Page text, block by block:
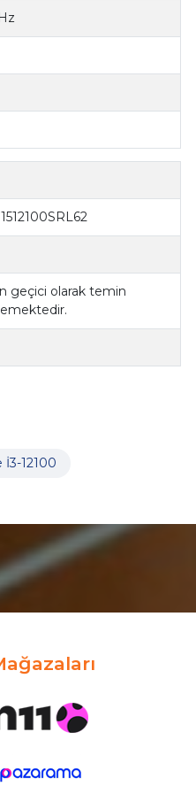
geçici olarak temin
İ3-12100